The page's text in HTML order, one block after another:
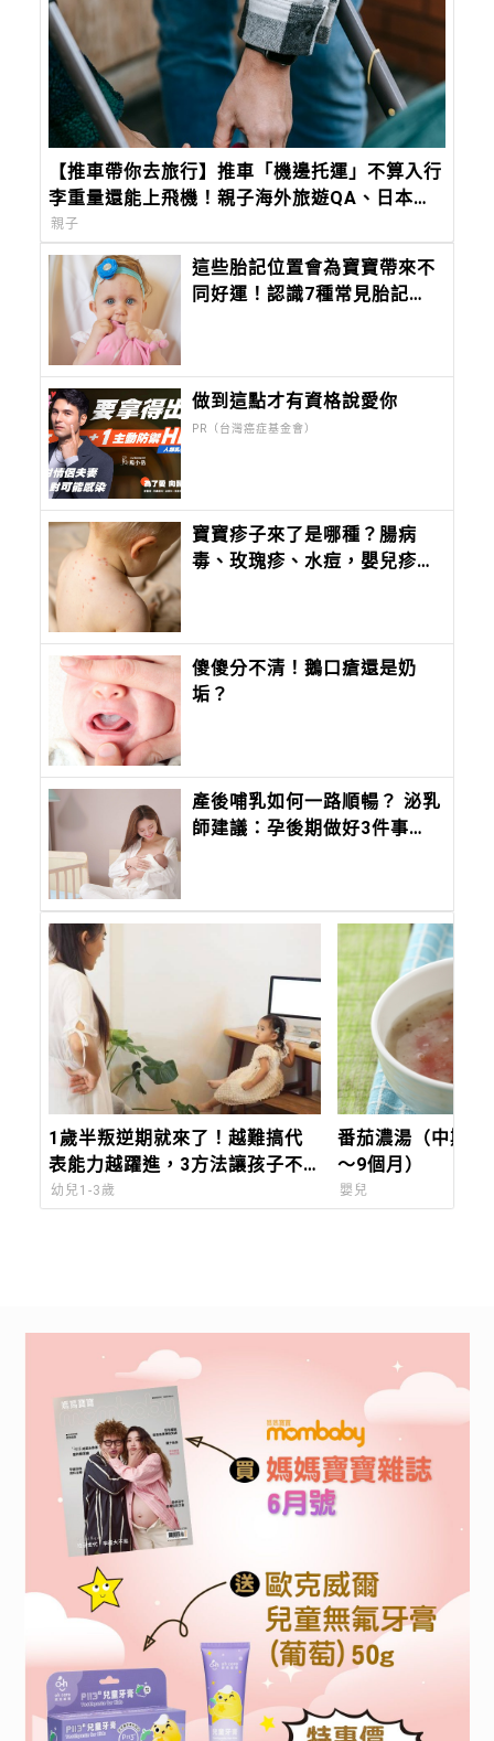
【推車帶你去旅行】推車「機邊托運」不算入行
李重量還能上飛機！親子海外旅遊QA、日本電
車交通要點整理
親子
這些胎記位置會為寶寶帶來不
同好運！認識7種常見胎記：
做到這點才有資格說愛你
PR（台灣癌症基金會）
寶寶疹子來了是哪種？腸病
毒、玫瑰疹、水痘，嬰兒疹子
傻傻分不清！鵝口瘡還是奶
垢？
產後哺乳如何一路順暢？ 泌乳
師建議：孕後期做好3件事，
1歲半叛逆期就來了！越難搞代
表能力越躍進，3方法讓孩子不
生氣，別在哭鬧時說教
幼兒1-3歲
番茄濃湯（中期離
～9個月）
嬰兒